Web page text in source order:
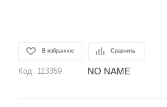
В избранное Сравнить
Код: 113359 NO NAME